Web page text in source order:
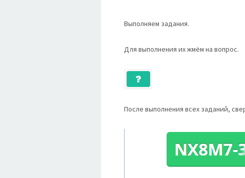
Выполняем задания.
Для выполнения их жмём на вопрос.
После выполнения всех заданий,